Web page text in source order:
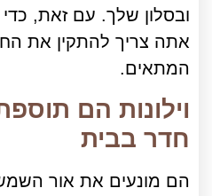
ובסלון שלך. עם זאת,
אתה צריך להתקין את
המתאים.
וילונות הם
חדר בבית
הם מונעים את אור